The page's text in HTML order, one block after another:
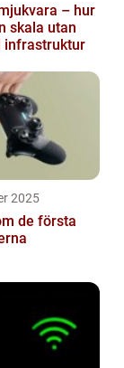
– hur
skala utan
infrastruktur
2025
de första